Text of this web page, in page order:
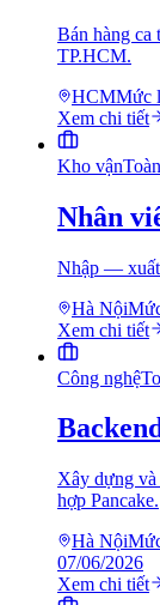
Bán hàng
TP.HCM.
HCMMức
Xem chi tiết
Kho vận
Nhân
Nhập —
Hà Nội
Xem chi tiết
Công nghệ
Xây dựng và
hợp Pancake.
Hà Nội
07/06/2026
Xem chi tiết